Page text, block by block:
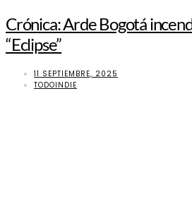
Crónica: Arde Bogotá
“Eclipse”
11 SEPTIEMBRE, 2025
TODOINDIE